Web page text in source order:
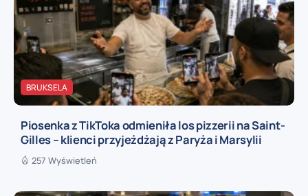
BRUKSELA
Piosenka z TikToka odmieniła los pizzerii na Saint-
Gilles – klienci przyjeżdżają z Paryża i Marsylii
257 Wyświetleń